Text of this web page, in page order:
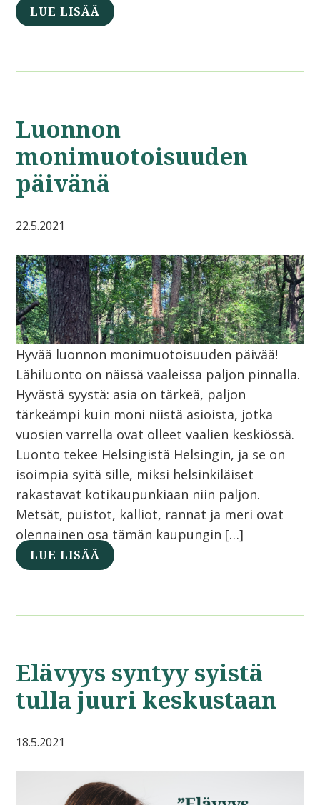
LUE LISÄÄ
Luonnon
monimuotoisuuden
päivänä
22.5.2021
Hyvää luonnon monimuotoisuuden päivää!
Lähiluonto on näissä vaaleissa paljon pinnalla.
Hyvästä syystä: asia on tärkeä, paljon
tärkeämpi kuin moni niistä asioista, jotka
vuosien varrella ovat olleet vaalien keskiössä.
Luonto tekee Helsingistä Helsingin, ja se on
isoimpia syitä sille, miksi helsinkiläiset
rakastavat kotikaupunkiaan niin paljon.
Metsät, puistot, kalliot, rannat ja meri ovat
olennainen osa tämän kaupungin […]
LUE LISÄÄ
Elävyys syntyy syistä
tulla juuri keskustaan
18.5.2021